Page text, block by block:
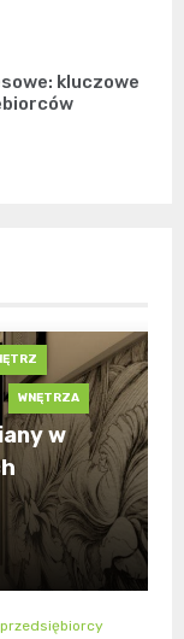
kluczowe
WNĘTRZA
w